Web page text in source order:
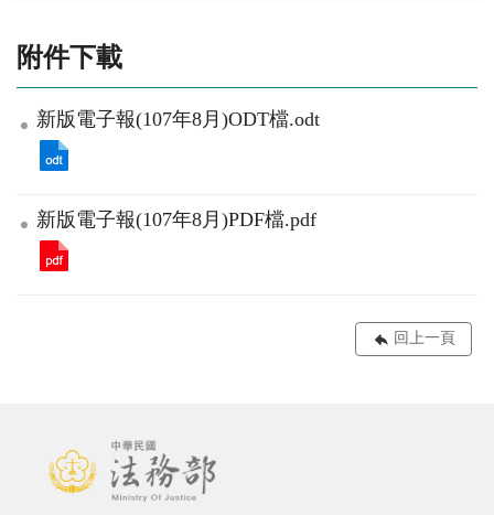
附件下載
新版電子報(107年8月)ODT檔.odt
新版電子報(107年8月)PDF檔.pdf
回上一頁